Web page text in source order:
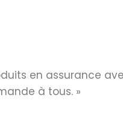
en assurance
à tous. »